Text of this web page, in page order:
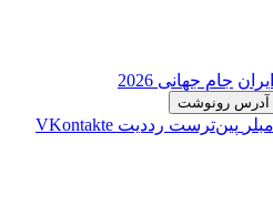
جام جهانی 2026
آدرس رونوشت
‫پین‌ترست ‫رددیت ‫VKontakte